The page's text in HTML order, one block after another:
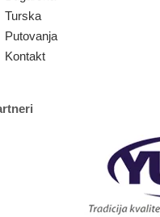
Turska
Putovanja
Kontakt